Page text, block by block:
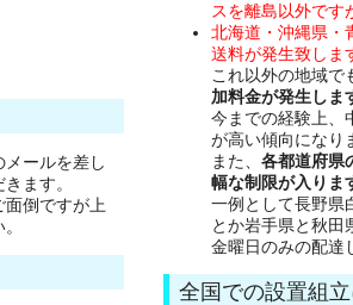
ールを差し
ます。
倒ですが上
スを離島以外です
北海道・沖縄県・
送料が発生致しま
これ以外の地域で
加料金が発生しま
今までの経験上、
が高い傾向になり
また、 各都道府県
幅な制限が入りま
一例として長野県
とか岩手県と秋田
金曜日のみの配達
全国での設置組